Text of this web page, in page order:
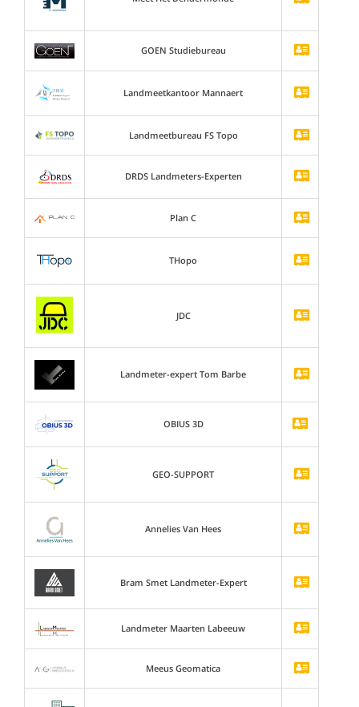
GOEN Studiebureau
Landmeetkantoor Mannaert
Landmeetbureau FS Topo
DRDS Landmeters-Experten
Plan C
THopo
JDC
Landmeter-expert Tom Barbe
OBIUS 3D
GEO-SUPPORT
Annelies Van Hees
Bram Smet Landmeter-Expert
Landmeter Maarten Labeeuw
Meeus Geomatica